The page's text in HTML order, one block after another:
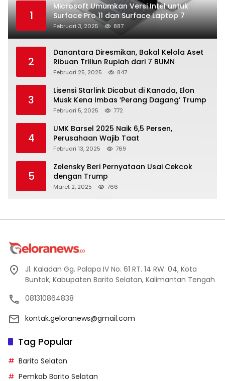
1
Microsoft Umumkan Versi Intel untuk
Surface Pro 11 dan Surface Laptop 7
Februari 3, 2025 887
2
Danantara Diresmikan, Bakal Kelola Aset
Ribuan Triliun Rupiah dari 7 BUMN
Februari 25, 2025 847
3
Lisensi Starlink Dicabut di Kanada, Elon
Musk Kena Imbas ‘Perang Dagang’ Trump
Februari 5, 2025 772
4
UMK Barsel 2025 Naik 6,5 Persen,
Perusahaan Wajib Taat
Februari 13, 2025 769
5
Zelensky Beri Pernyataan Usai Cekcok
dengan Trump
Maret 2, 2025 766
Jl. Kaladan Gg. Palapa IV No. 61 RT. 14 RW. 04, Kota
Buntok, Kabupaten Barito Selatan, Kalimantan Tengah
081310864838
kontak.geloranews@gmail.com
Tag Popular
Barito Selatan
Pemkab Barito Selatan